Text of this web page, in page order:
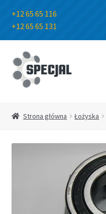
+12 65 65 116
+12 65 65 131
Przejdź
do
nawigacji
Przejdź
do
treści
Strona główna Łożyska